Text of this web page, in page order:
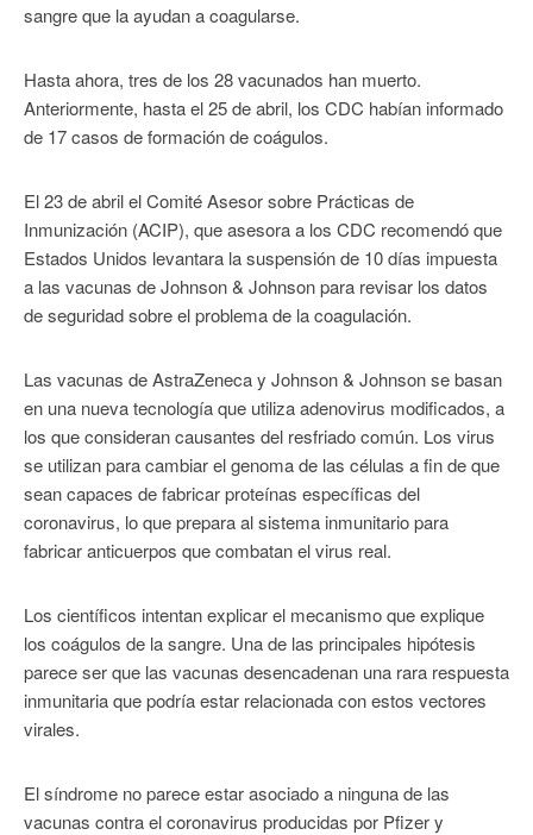
sangre que la ayudan a coagularse.
Hasta ahora, tres de los 28 vacunados han muerto.
Anteriormente, hasta el 25 de abril, los CDC habían informado
de 17 casos de formación de coágulos.
El 23 de abril el Comité Asesor sobre Prácticas de
Inmunización (ACIP), que asesora a los CDC recomendó que
Estados Unidos levantara la suspensión de 10 días impuesta
a las vacunas de Johnson & Johnson para revisar los datos
de seguridad sobre el problema de la coagulación.
Las vacunas de AstraZeneca y Johnson & Johnson se basan
en una nueva tecnología que utiliza adenovirus modificados, a
los que consideran causantes del resfriado común. Los virus
se utilizan para cambiar el genoma de las células a fin de que
sean capaces de fabricar proteínas específicas del
coronavirus, lo que prepara al sistema inmunitario para
fabricar anticuerpos que combatan el virus real.
Los científicos intentan explicar el mecanismo que explique
los coágulos de la sangre. Una de las principales hipótesis
parece ser que las vacunas desencadenan una rara respuesta
inmunitaria que podría estar relacionada con estos vectores
virales.
El síndrome no parece estar asociado a ninguna de las
vacunas contra el coronavirus producidas por Pfizer y